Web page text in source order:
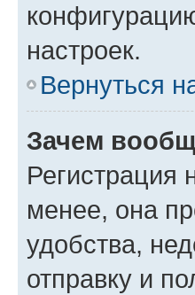
настроек.
Вернуться
Зачем
Регистрация
менее, она
удобства,
отправку и